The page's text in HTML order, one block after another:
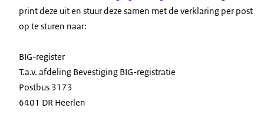
print deze uit en stuur deze samen met de verklaring per post
op te sturen naar:
BIG-register
T.a.v. afdeling Bevestiging BIG-registratie
Postbus 3173
6401 DR Heerlen